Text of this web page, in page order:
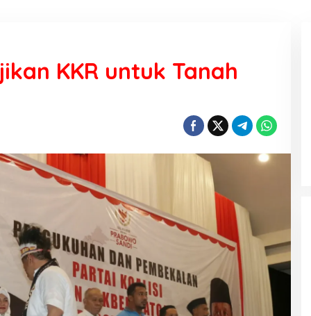
KKR untuk Tanah
KEMARAU, ANTARA SUNNATULLAH
DAN MUHASABAH